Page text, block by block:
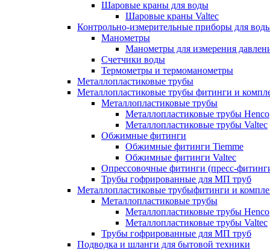
Шаровые краны для воды
Шаровые краны Valtec
Контрольно-измерительные приборы для
Манометры
Манометры для измерения
Счетчики воды
Термометры и термоманометры
Металлопластиковые трубы
Металлопластиковые трубы фитинги и
Металлопластиковые трубы
Металлопластиковые трубы Henco
Металлопластиковые трубы Valtec
Обжимные фитинги
Обжимные фитинги Tiemme
Обжимные фитинги Valtec
Опрессовочные фитинги (пресс-
Трубы гофрированные для МП труб
Металлопластиковые трубыфитинги и
Металлопластиковые трубы
Металлопластиковые трубы Henco
Металлопластиковые трубы Valtec
Трубы гофрированные для МП труб
Подводка и шланги для бытовой техники